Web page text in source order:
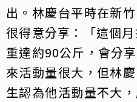
出。林慶台平時在新
很得意分享：「這個
重達約90公斤，會分
來活動量很大，但林
生認為他活動量不大